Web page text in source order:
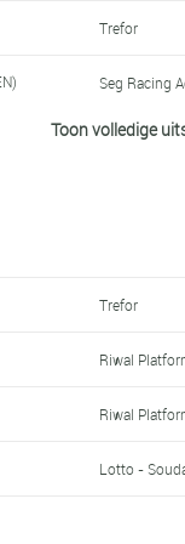
Trefor
Seg Racing
Giant -
Almeborg -
Coloquick -
Riwal
Toon volledige
Trefor
Riwal
Riwal
Lotto -